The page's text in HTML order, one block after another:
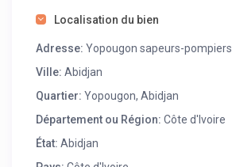
Localisation du bien
Adresse: Yopougon sapeurs-pompiers
Ville: Abidjan
Quartier: Yopougon, Abidjan
Département ou Région: Côte d'Ivoire
État: Abidjan